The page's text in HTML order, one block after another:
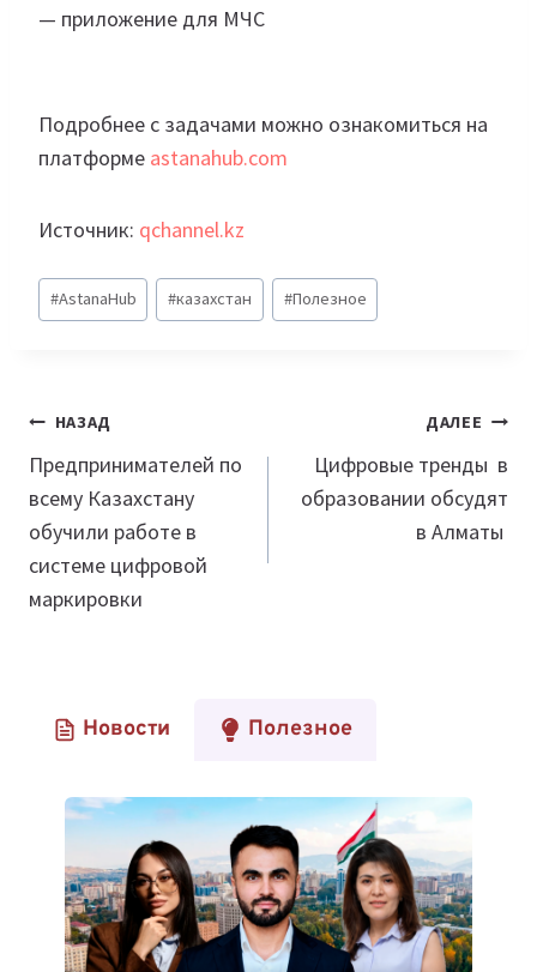
— приложение для МЧС
Подробнее с задачами можно ознакомиться на
платформе astanahub.com
Источник: qchannel.kz
Метки
записи:
#AstanaHub #казахстан #Полезное
Навигация
по
записям
НАЗАД
Предпринимателей по
всему Казахстану
обучили работе в
системе цифровой
маркировки
ДАЛЕЕ
Цифровые тренды в
образовании обсудят
в Алматы
Новости Полезное